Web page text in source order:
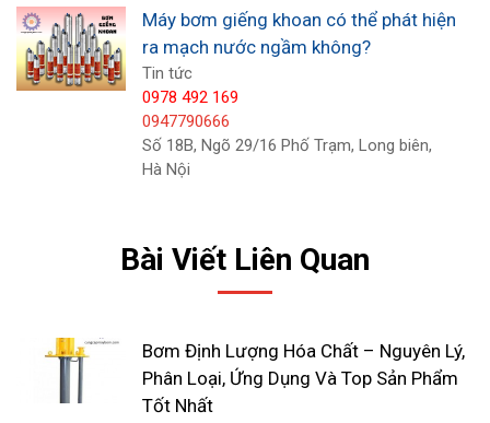
Dưới đây là một số mẹo bổ sung để chọn đường
ống cho máy bơm giếng khoan:
hợp. Xếp hạng áp suất là mức áp suất tối đa
mà đường ống có thể chịu được.
Chọn đường ống có kích thước phù hợp với
Máy bơm giếng khoan có thể phát hiện
ra mạch nước ngầm không?
Tin tức
0978 492 169
0947790666
Số 18B, Ngõ 29/16 Phố Trạm, Long biên,
Hà Nội
Bài Viết Liên Quan
Bơm Định Lượng Hóa Chất – Nguyên Lý,
Phân Loại, Ứng Dụng Và Top Sản Phẩm
Tốt Nhất